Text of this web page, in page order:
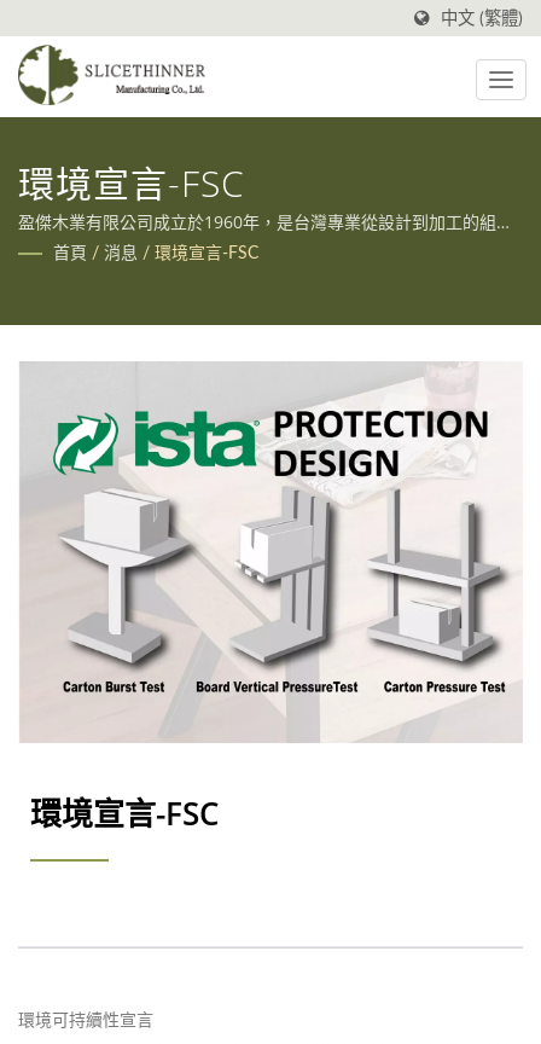
中文 (繁體)
環境宣言-FSC
盈傑木業有限公司成立於1960年，是台灣專業從設計到加工的組裝
家具製造商。 我們還致力於為我們的客戶開發產品，同時仍然提供
首頁 / 消息 / 環境宣言-FSC
環境宣言-FSC
環境可持續性宣言